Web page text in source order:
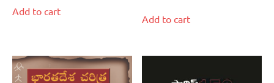
Add to cart
Add to cart